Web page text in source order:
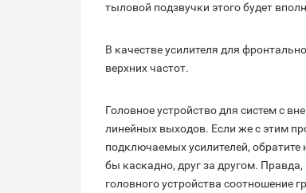
тыловой подзвучки этого будет
В качестве усилителя для
верхних частот.
Головное устройство для систем с
линейных выходов. Если же с этим
подключаемых усилителей,
бы каскадно, друг за другом.
головного устройства соотношение